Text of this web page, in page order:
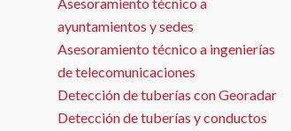
Asesoramiento técnico a
ayuntamientos y sedes
Asesoramiento técnico a ingenierías
de telecomunicaciones
Detección de tuberías con Georadar
Detección de tuberías y conductos